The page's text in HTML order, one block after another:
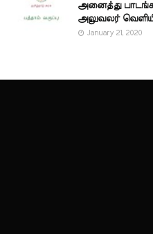
அனைத்து
அலுவலர்
January 21, 2020